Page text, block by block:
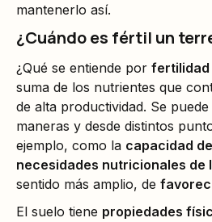
mantenerlo así.
¿Cuándo es fértil un
¿Qué se entiende por fertilidad
suma de los nutrientes que
de alta productividad. Se
maneras y desde distintos
ejemplo, como la capacidad
necesidades nutricionales de
sentido más amplio, de
El suelo tiene propiedades